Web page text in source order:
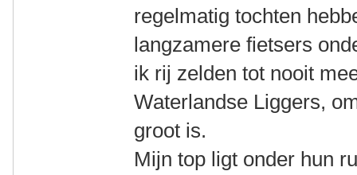
regelmatig tochten
langzamere fietsers
ik rij zelden tot nooit
Waterlandse Liggers,
groot is.
Mijn top ligt onder hun